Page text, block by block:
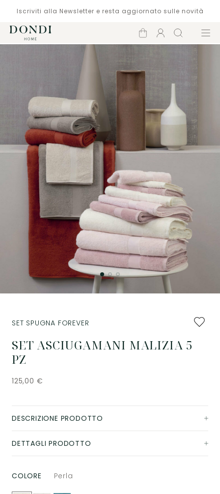
Iscriviti alla Newsletter e resta aggiornato sulle novità
Carrello
Account
Cerca Menù
SET ASCIUGAMANI MALIZIA 5
PZ
SET SPUGNA FOREVER
125,00 €
DESCRIZIONE PRODOTTO
DETTAGLI PRODOTTO
COLORE Perla